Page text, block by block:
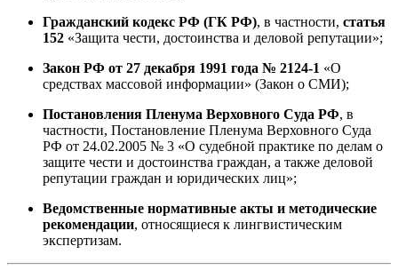
Гражданский кодекс РФ (ГК РФ), в частности, статья
152 «Защита чести, достоинства и деловой репутации»;
Закон РФ от 27 декабря 1991 года № 2124-1 «О
средствах массовой информации» (Закон о СМИ);
Постановления Пленума Верховного Суда РФ, в
частности, Постановление Пленума Верховного Суда
РФ от 24.02.2005 № 3 «О судебной практике по делам о
защите чести и достоинства граждан, а также деловой
репутации граждан и юридических лиц»;
Ведомственные нормативные акты и методические
рекомендации, относящиеся к лингвистическим
экспертизам.